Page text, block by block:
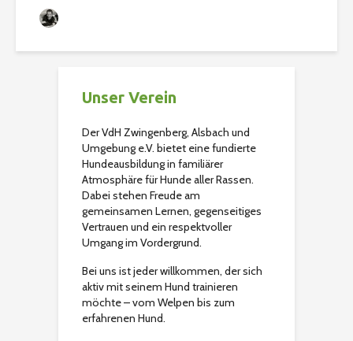
Unser Verein
Der VdH Zwingenberg, Alsbach und
Umgebung e.V. bietet eine fundierte
Hundeausbildung in familiärer
Atmosphäre für Hunde aller Rassen.
Dabei stehen Freude am
gemeinsamen Lernen, gegenseitiges
Vertrauen und ein respektvoller
Umgang im Vordergrund.
Bei uns ist jeder willkommen, der sich
aktiv mit seinem Hund trainieren
möchte – vom Welpen bis zum
erfahrenen Hund.